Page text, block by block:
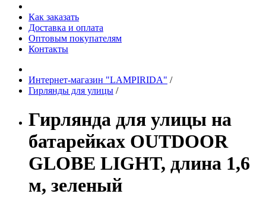
Как заказать
Доставка и оплата
Оптовым покупателям
Контакты
Интернет-магазин "LAMPIRIDA" /
Гирлянды для улицы /
Гирлянда для улицы на
батарейках OUTDOOR
GLOBE LIGHT, длина 1,6
м, зеленый